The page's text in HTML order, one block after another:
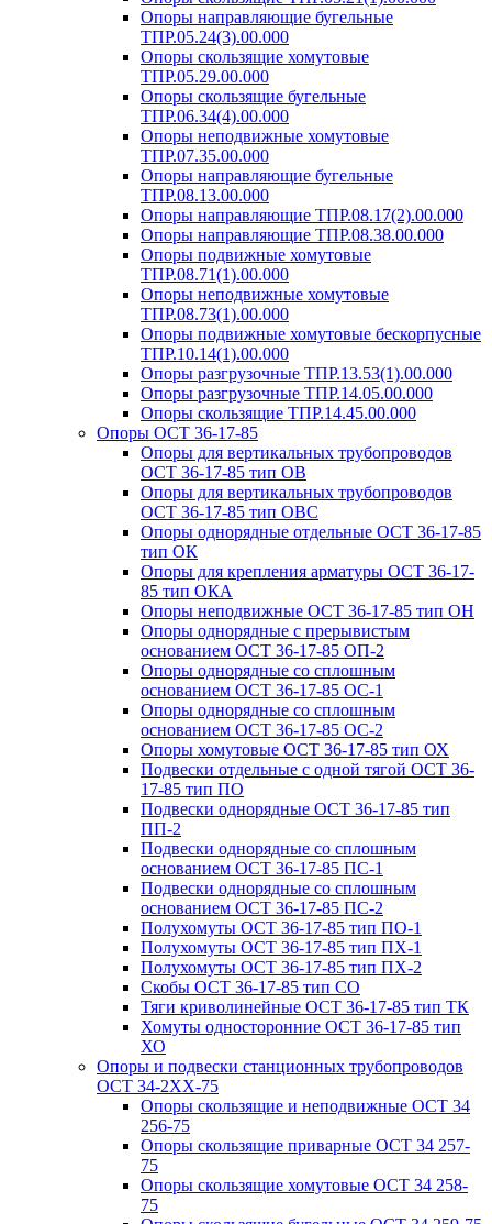
Опоры направляющие бугельные
ТПР.05.24(3).00.000
Опоры скользящие хомутовые
ТПР.05.29.00.000
Опоры скользящие бугельные
ТПР.06.34(4).00.000
Опоры неподвижные хомутовые
ТПР.07.35.00.000
Опоры направляющие бугельные
ТПР.08.13.00.000
Опоры направляющие ТПР.08.17(2).00.000
Опоры направляющие ТПР.08.38.00.000
Опоры подвижные хомутовые
ТПР.08.71(1).00.000
Опоры неподвижные хомутовые
ТПР.08.73(1).00.000
Опоры подвижные хомутовые бескорпусные
ТПР.10.14(1).00.000
Опоры разгрузочные ТПР.13.53(1).00.000
Опоры разгрузочные ТПР.14.05.00.000
Опоры скользящие ТПР.14.45.00.000
Опоры ОСТ 36-17-85
Опоры для вертикальных трубопроводов
ОСТ 36-17-85 тип ОВ
Опоры для вертикальных трубопроводов
ОСТ 36-17-85 тип ОВС
Опоры однорядные отдельные ОСТ 36-17-85
тип ОК
Опоры для крепления арматуры ОСТ 36-17-
85 тип ОКА
Опоры неподвижные ОСТ 36-17-85 тип ОН
Опоры однорядные с прерывистым
основанием ОСТ 36-17-85 ОП-2
Опоры однорядные со сплошным
основанием ОСТ 36-17-85 ОС-1
Опоры однорядные со сплошным
основанием ОСТ 36-17-85 ОС-2
Опоры хомутовые ОСТ 36-17-85 тип ОХ
Подвески отдельные с одной тягой ОСТ 36-
17-85 тип ПО
Подвески однорядные ОСТ 36-17-85 тип
ПП-2
Подвески однорядные со сплошным
основанием ОСТ 36-17-85 ПС-1
Подвески однорядные со сплошным
основанием ОСТ 36-17-85 ПС-2
Полухомуты ОСТ 36-17-85 тип ПО-1
Полухомуты ОСТ 36-17-85 тип ПХ-1
Полухомуты ОСТ 36-17-85 тип ПХ-2
Скобы ОСТ 36-17-85 тип СО
Тяги криволинейные ОСТ 36-17-85 тип ТК
Хомуты односторонние ОСТ 36-17-85 тип
ХО
Опоры и подвески станционных трубопроводов
ОСТ 34-2XX-75
Опоры скользящие и неподвижные ОСТ 34
256-75
Опоры скользящие приварные ОСТ 34 257-
75
Опоры скользящие хомутовые ОСТ 34 258-
75